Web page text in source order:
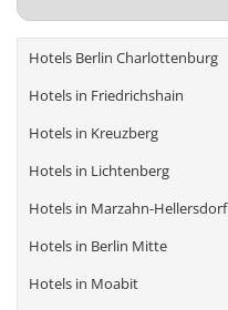
Hotels Berlin Charlottenburg
Hotels in Friedrichshain
Hotels in Kreuzberg
Hotels in Lichtenberg
Hotels in Marzahn-Hellersdorf
Hotels in Berlin Mitte
Hotels in Moabit